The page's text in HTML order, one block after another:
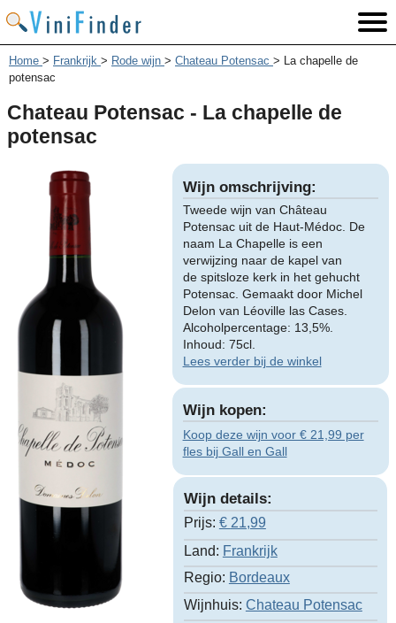
Home > Frankrijk > Rode wijn > Chateau Potensac > La chapelle de
potensac
Chateau Potensac - La chapelle de
potensac
Wijn omschrijving:
Tweede wijn van Château
Potensac uit de Haut-Médoc. De
naam La Chapelle is een
verwijzing naar de kapel van
de spitsloze kerk in het gehucht
Potensac. Gemaakt door Michel
Delon van Léoville las Cases.
Alcoholpercentage: 13,5%.
Inhoud: 75cl.
Lees verder bij de winkel
Wijn kopen:
Koop deze wijn voor € 21,99 per
fles bij Gall en Gall
Wijn details:
Prijs: € 21,99
Land: Frankrijk
Regio: Bordeaux
Wijnhuis: Chateau Potensac